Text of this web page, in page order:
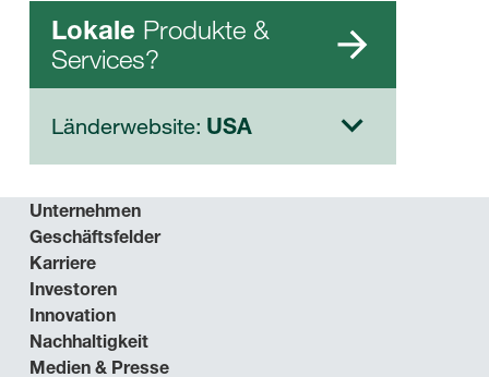
Lokale Produkte &
Services?
Länderwebsite: USA
Unternehmen
Geschäftsfelder
Karriere
Investoren
Innovation
Nachhaltigkeit
Medien & Presse